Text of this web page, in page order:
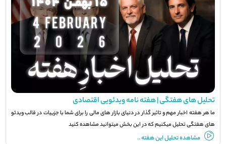
تحلیل های هفتگی | هفته نامه ویدئویی اقتصادی
ما هر هفته اخبار مهم و تاثیر گذار در دنیای بازار های مالی را برای شما با جزيیات در قالب ویدئو
های هفتگی تحلیل میکنیم که در این بخش میتوانید مشاهده کنید
مشاهده تحلیل این هفته ..